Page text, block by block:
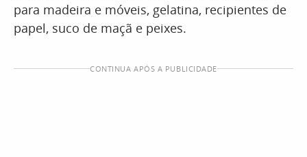
para madeira e móveis, gelatina, recipientes de
papel, suco de maçã e peixes.
CONTINUA APÓS A PUBLICIDADE